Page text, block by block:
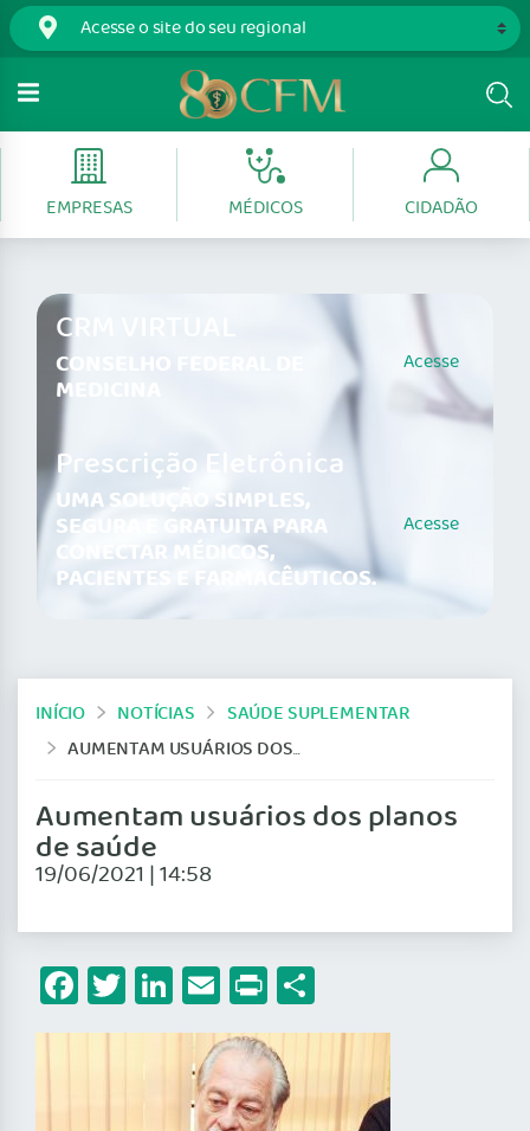
EMPRESAS MÉDICOS CIDADÃO
CRM VIRTUAL
CONSELHO FEDERAL DE
MEDICINA
Acesse
Prescrição Eletrônica
UMA SOLUÇÃO SIMPLES,
SEGURA E GRATUITA PARA
CONECTAR MÉDICOS,
PACIENTES E FARMACÊUTICOS.
Acesse
INÍCIO NOTÍCIAS
SAÚDE SUPLEMENTAR
AUMENTAM USUÁRIOS DOS PLANOS DE SAÚDE
Aumentam usuários dos planos
de saúde
19/06/2021 | 14:58
Facebook
Twitter
LinkedIn
Email
Print